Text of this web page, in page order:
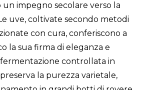
un impegno secolare verso la
uve, coltivate secondo metodi
con cura, conferiscono a
la sua firma di eleganza e
fermentazione controllata in
preserva la purezza varietale,